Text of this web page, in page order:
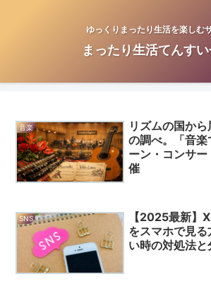
ゆっくりまったり生活を楽しむ
まったり生活てんす
音楽
リズムの国か
の調べ。「音楽
ーン・コンサ
催
SNS
【2025最新】
をスマホで見
い時の対処法と